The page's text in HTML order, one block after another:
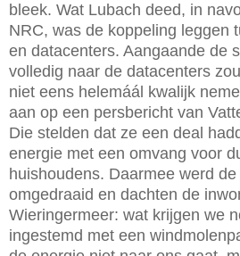
bleek. Wat Lubach deed, in
NRC, was de koppeling leggen
en datacenters. Aangaande de
volledig naar de datacenters
niet eens helemáál kwalijk
aan op een persbericht van
Die stelden dat ze een deal
energie met een omvang voor
huishoudens. Daarmee werd de
omgedraaid en dachten de
Wieringermeer: wat krijgen we
ingestemd met een